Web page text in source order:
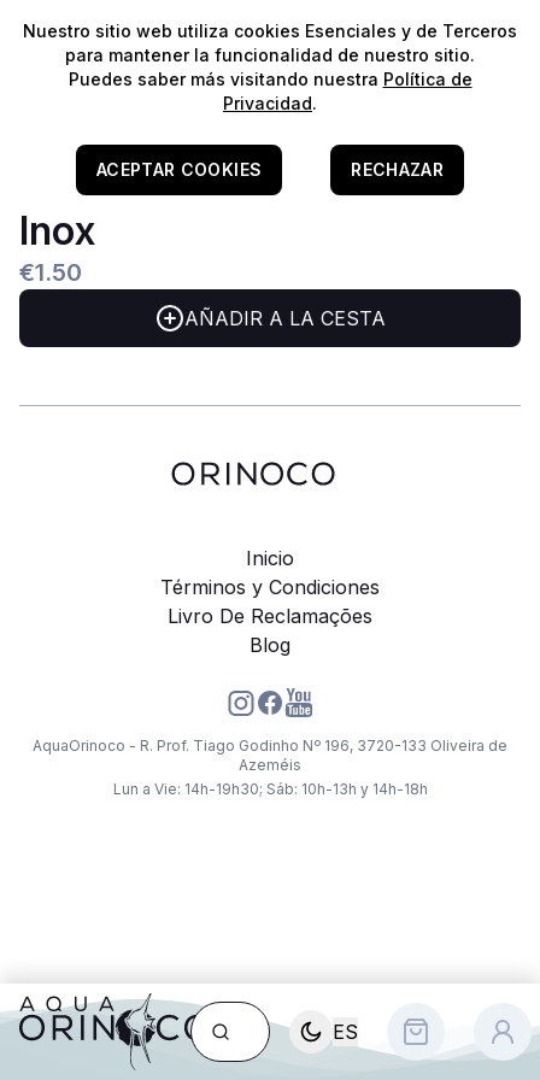
⭐️¡Envíos gratis para pedidos superiores a 60€!*⭐️
ES
Acessórios/Acessorios - Oxigenação
Liya Torneira De Ar Em
Inox
€1.50
AÑADIR A LA CESTA
Inicio
Términos y Condiciones
Livro De Reclamações
Blog
AquaOrinoco - R. Prof. Tiago Godinho Nº 196, 3720-133 Oliveira de
Azeméis
Lun a Vie: 14h-19h30; Sáb: 10h-13h y 14h-18h
Nuestro sitio web utiliza cookies Esenciales y de Terceros
para mantener la funcionalidad de nuestro sitio.
Puedes saber más visitando nuestra Política de
Privacidad.
ACEPTAR COOKIES RECHAZAR